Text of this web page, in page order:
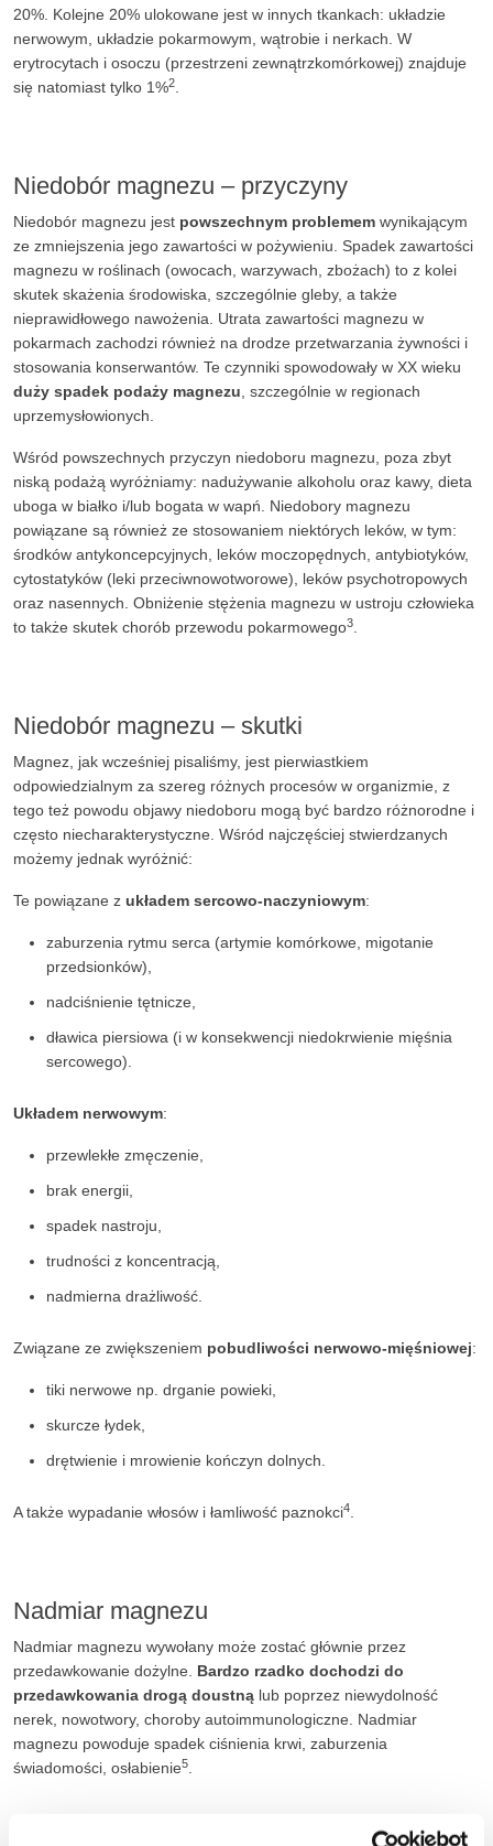
20%. Kolejne 20% ulokowane jest w innych tkankach: układzie
nerwowym, układzie pokarmowym, wątrobie i nerkach. W
erytrocytach i osoczu (przestrzeni zewnątrzkomórkowej) znajduje
się natomiast tylko 1%2
Niedobór magnezu – przyczyny
Niedobór magnezu jest powszechnym problemem wynikającym
ze zmniejszenia jego zawartości w pożywieniu. Spadek zawartości
magnezu w roślinach (owocach, warzywach, zbożach) to z kolei
skutek skażenia środowiska, szczególnie gleby, a także
nieprawidłowego nawożenia. Utrata zawartości magnezu w
pokarmach zachodzi również na drodze przetwarzania żywności i
stosowania konserwantów. Te czynniki spowodowały w XX wieku
duży spadek podaży magnezu , szczególnie w regionach
uprzemysłowionych.
Wśród powszechnych przyczyn niedoboru magnezu, poza zbyt
niską podażą wyróżniamy: nadużywanie alkoholu oraz kawy, dieta
uboga w białko i/lub bogata w wapń. Niedobory magnezu
powiązane są również ze stosowaniem niektórych leków, w tym:
środków antykoncepcyjnych, leków moczopędnych, antybiotyków,
cytostatyków (leki przeciwnowotworowe), leków psychotropowych
oraz nasennych. Obniżenie stężenia magnezu w ustroju człowieka
to także skutek chorób przewodu pokarmowego3
Niedobór magnezu – skutki
Magnez, jak wcześniej pisaliśmy, jest pierwiastkiem
odpowiedzialnym za szereg różnych procesów w organizmie, z
tego też powodu objawy niedoboru mogą być bardzo różnorodne i
często niecharakterystyczne. Wśród najczęściej stwierdzanych
możemy jednak wyróżnić:
Te powiązane z układem sercowo-naczyniowym:
zaburzenia rytmu serca (artymie komórkowe, migotanie
przedsionków),
nadciśnienie tętnicze,
dławica piersiowa (i w konsekwencji niedokrwienie mięśnia
sercowego).
Układem nerwowym:
przewlekłe zmęczenie,
brak energii,
spadek nastroju,
trudności z koncentracją,
nadmierna drażliwość.
Związane ze zwiększeniem pobudliwości nerwowo-mięśniowej:
tiki nerwowe np. drganie powieki,
skurcze łydek,
drętwienie i mrowienie kończyn dolnych.
A także wypadanie włosów i łamliwość paznokci4
Nadmiar magnezu
Nadmiar magnezu wywołany może zostać głównie przez
przedawkowanie dożylne.
Bardzo rzadko dochodzi do
przedawkowania drogą doustną lub poprzez niewydolność
nerek, nowotwory, choroby autoimmunologiczne. Nadmiar
magnezu powoduje spadek ciśnienia krwi, zaburzenia
świadomości, osłabienie5